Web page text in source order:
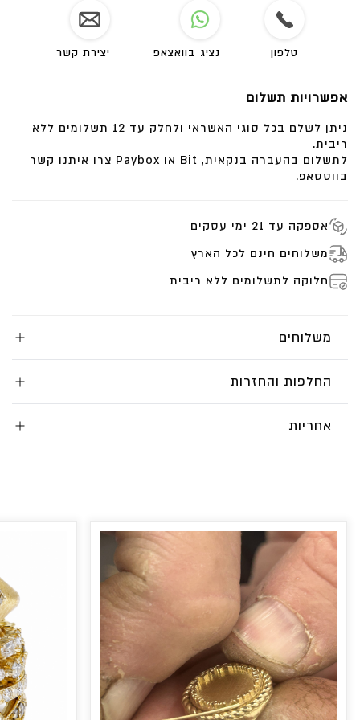
עגילי יהלום לבן טיפה | עגילי זהב עדינים לנשים | עגילי
המחיר הוא ליחידה אחת ניתן להזמין לזוג.
העגילים מיוצרים לפי הזמנה ולכן ניתן לקבל אותה בכל
צבעי הזהב- זהב לבן, זהב אדום או זהב צהוב
מידות
טלפון נציג בוואצאפ יצירת קשר
אפשרויות תשלום
ניתן לשלם בכל סוגי האשראי ולחלק עד 12 תשלומים ללא
ריבית.
לתשלום בהעברה בנקאית, Bit או Paybox צרו איתנו קשר
בווטסאפ.
אספקה עד 21 ימי עסקים
משלוחים חינם לכל הארץ
חלוקה לתשלומים ללא ריבית
משלוחים
החלפות והחזרות
אחריות